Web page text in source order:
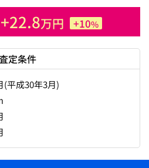
+22.8万円 +10%
定条件
(平成30年3月)